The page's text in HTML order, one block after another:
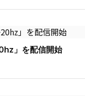
」を配信開始